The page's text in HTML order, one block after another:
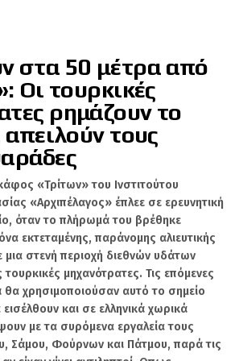
γεωγραφίας, έχει κρίσιμο
Συνορεύει με το
πρόσβαση στην Αραβική
λιμάνια-κλειδιά, όπως το
Qasim και το Γκουαντάρ.
έχει η ακτή Μακράν στο
οποία, σύμφωνα με στοιχεία
το δημοσίευμα,
διαδρομή διακίνησης
προς τις διεθνείς
τη λεγόμενη «Χρυσή
Πακιστάν και Ιράν–
χρηματοδότησης
δικτύων.Οι ίδιες διαδρομές
τζιχαντιστές και
και όπιο, ηρωίνη, χασίς
στα 50 μέτρα από
Οι τουρκικές
ρημάζουν το
απειλούν τους
«Τρίτων» του Ινστιτούτου
«Αρχιπέλαγος» έπλεε σε ερευνητική
όταν το πλήρωμά του βρέθηκε
εκτεταμένης, παράνομης αλιευτικής
μια στενή περιοχή διεθνών υδάτων
τουρκικές μηχανότρατες. Τις επόμενες
θα χρησιμοποιούσαν αυτό το σημείο
και σε ελληνικά χωρικά
με τα συρόμενα εργαλεία τους
Σάμου, Φούρνων και Πάτμου, παρά τις